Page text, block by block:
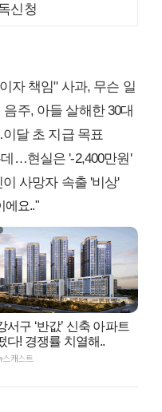
신청
자 책임" 사과, 무슨 일
주, 아들 살해한 30대
달 초 지급 목표
…현실은 '-2,400만원'
사망자 속출 '비상'
에요.."
서구 ‘반값’ 신축 아파트
다! 경쟁률 치열해..
스캐스트